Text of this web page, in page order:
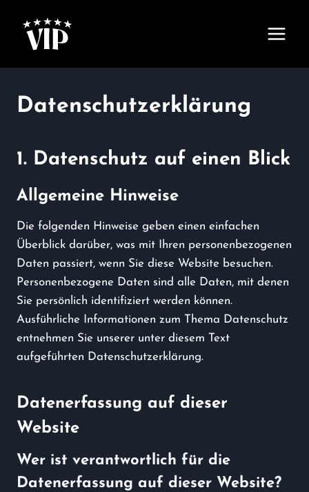
Inhalt
springen
Datenschutzerklärung
1. Datenschutz auf einen Blick
Allgemeine Hinweise
Die folgenden Hinweise geben einen einfachen
Überblick darüber, was mit Ihren personenbezogenen
Daten passiert, wenn Sie diese Website besuchen.
Personenbezogene Daten sind alle Daten, mit denen
Sie persönlich identifiziert werden können.
Ausführliche Informationen zum Thema Datenschutz
entnehmen Sie unserer unter diesem Text
aufgeführten Datenschutzerklärung.
Datenerfassung auf dieser
Website
Wer ist verantwortlich für die
Datenerfassung auf dieser Website?